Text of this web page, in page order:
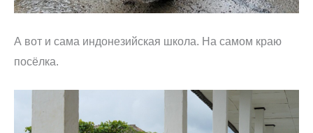
А вот и сама индонезийская школа. На самом краю
посёлка.